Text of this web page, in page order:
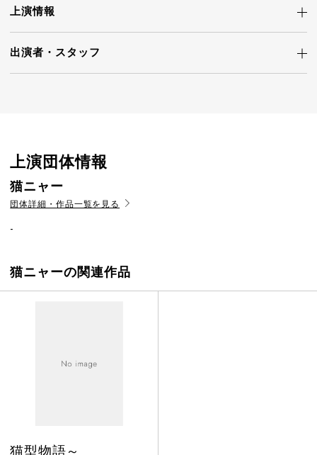
上演情報
出演者・ スタッフ
上演団体情報
猫ニャー
団体詳細・作品一覧を見る
-
猫ニャーの関連作品